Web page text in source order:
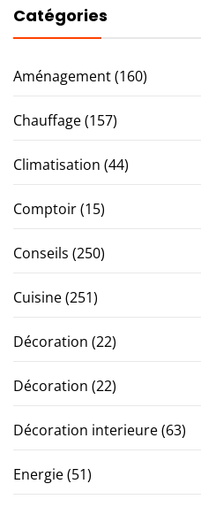
Catégories
Aménagement(160)
Chauffage(157)
Climatisation (44)
Comptoir(15)
Conseils (250)
Cuisine(251)
Décoration (22)
Décoration (22)
Décoration interieure(63)
Energie(51)